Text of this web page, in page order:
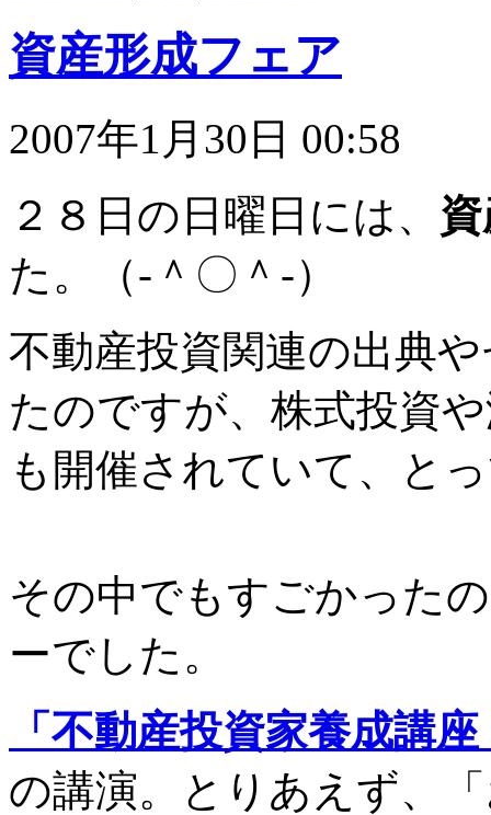
資産形成フェア
2007年1月30日 00:58
２８日の日曜日には、
た。（-＾〇＾-）
不動産投資関連の出典
たのですが、株式投資
も開催されていて、と
その中でもすごかった
ーでした。
「不動産投資家養成講
の講演。とりあえず、